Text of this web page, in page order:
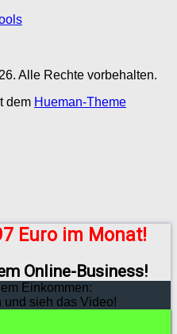
Alle Rechte vorbehalten.
dem Hueman-Theme
Euro im Monat!
Online-Business!
Einkommen:
und sieh das Video!